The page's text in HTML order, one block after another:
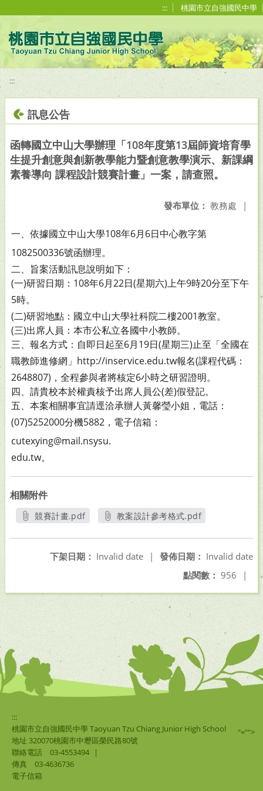
::: 桃園市立自強國民中學
:::
訊息公告
函轉國立中山大學辦理「108年度第13屆師資培育學
生提升創意與創新教學能力暨創意教學演示、新課綱
素養導向 課程設計競賽計畫」一案，請查照。
發布單位： 教務處 |
一、依據國立中山大學108年6月6日中心教字第
1082500336號函辦理。
二、旨案活動訊息說明如下：
(一)研習日期：108年6月22日(星期六)上午9時20分至下午
5時。
(二)研習地點：國立中山大學社科院二樓2001教室。
(三)出席人員：本市公私立各國中小教師。
三、報名方式：自即日起至6月19日(星期三)止至「全國在
職教師進修網」http://inservice.edu.tw報名(課程代碼：
2648807)，全程參與者將核定6小時之研習證明。
四、請貴校本於權責核予出席人員公(差)假登記。
五、本案相關事宜請逕洽承辦人黃馨瑩小姐，電話：
(07)5252000分機5882，電子信箱：
cutexying@mail.nsysu.
edu.tw。
相關附件
競賽計畫.pdf
教案設計參考格式.pdf
發佈日期： Invalid date
下架日期： Invalid date
|
點閱數： 956 |
:::
桃園市立自強國民中學 Taoyuan Tzu Chiang Junior High School
地址 320070桃園市中壢區榮民路80號
聯絡電話
03-4553494
|
傳真
03-4636736
電子信箱
"="">